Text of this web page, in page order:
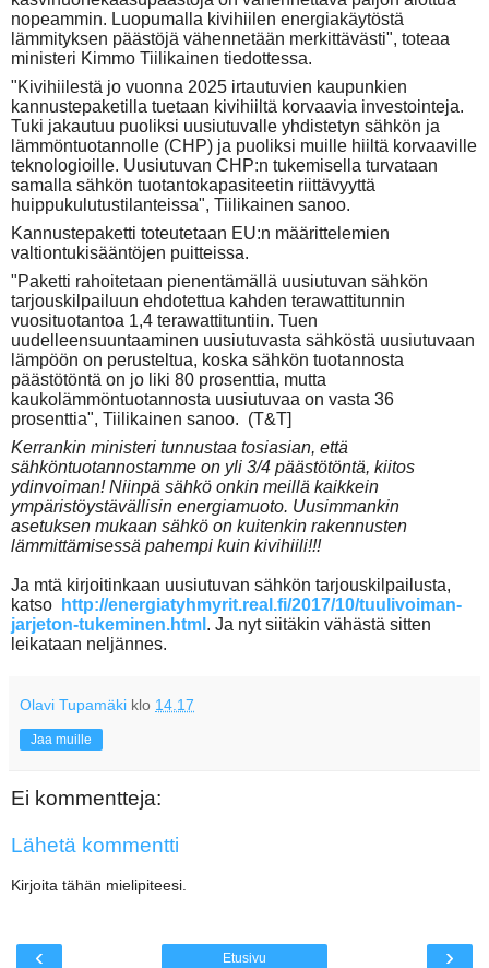
nopeammin. Luopumalla kivihiilen energiakäytöstä
lämmityksen päästöjä vähennetään merkittävästi", toteaa
ministeri Kimmo Tiilikainen tiedottessa.
"Kivihiilestä jo vuonna 2025 irtautuvien kaupunkien
kannustepaketilla tuetaan kivihiiltä korvaavia investointeja.
Tuki jakautuu puoliksi uusiutuvalle yhdistetyn sähkön ja
lämmöntuotannolle (CHP) ja puoliksi muille hiiltä korvaaville
teknologioille. Uusiutuvan CHP:n tukemisella turvataan
samalla sähkön tuotantokapasiteetin riittävyyttä
huippukulutustilanteissa", Tiilikainen sanoo.
Kannustepaketti toteutetaan EU:n määrittelemien
valtiontukisääntöjen puitteissa.
"Paketti rahoitetaan pienentämällä uusiutuvan sähkön
tarjouskilpailuun ehdotettua kahden terawattitunnin
vuosituotantoa 1,4 terawattituntiin. Tuen
uudelleensuuntaaminen uusiutuvasta sähköstä uusiutuvaan
lämpöön on perusteltua, koska sähkön tuotannosta
päästötöntä on jo liki 80 prosenttia, mutta
kaukolämmöntuotannosta uusiutuvaa on vasta 36
prosenttia", Tiilikainen sanoo. (T&T]
Kerrankin ministeri tunnustaa tosiasian, että
sähköntuotannostamme on yli 3/4 päästötöntä, kiitos
ydinvoiman! Niinpä sähkö onkin meillä kaikkein
ympäristöystävällisin energiamuoto. Uusimmankin
asetuksen mukaan sähkö on kuitenkin rakennusten
lämmittämisessä pahempi kuin kivihiili!!!
Ja mtä kirjoitinkaan uusiutuvan sähkön tarjouskilpailusta,
katso
http://energiatyhmyrit.real.fi/2017/10/tuulivoiman-
jarjeton-tukeminen.html . Ja nyt siitäkin vähästä sitten
leikataan neljännes.
Olavi Tupamäki klo 14.17
Jaa muille
Ei kommentteja:
Lähetä kommentti
Kirjoita tähän mielipiteesi.
‹ ›
Etusivu